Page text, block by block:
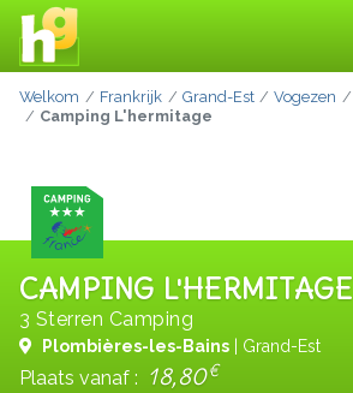
Welkom Frankrijk Grand-Est Vogezen
Camping L'hermitage
CAMPING L'HERMITAGE
3 Sterren Camping
Plombières-les-Bains | Grand-Est
Plaats vanaf : 18,80€